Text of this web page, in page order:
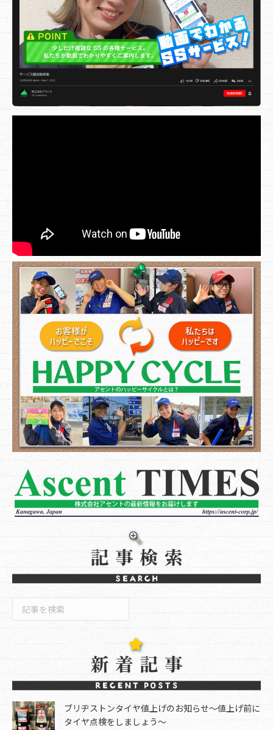
索
ブリヂストンタイヤ値上げのお知らせ～値上げ前に
タイヤ点検をしましょう～